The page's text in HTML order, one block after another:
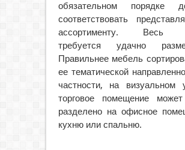
обязательном порядке
соответствовать
ассортименту. Весь
требуется удачно
Правильнее мебель
ее тематической
частности, на визуальном
торговое помещение
разделено на офисное
кухню или спальню.